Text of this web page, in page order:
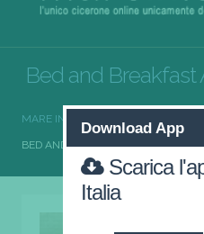
Bed and Breakfast
MARE IN ITALIA
BED AND BREAKFAST ARCIPELAGO
Download App
Scarica
Italia